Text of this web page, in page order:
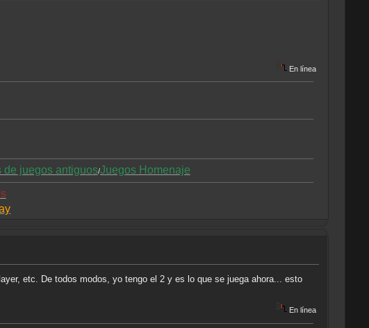
En línea
de juegos antiguos/Juegos Homenaje
etc. De todos modos, yo tengo el 2 y es lo que se juega ahora... esto
En línea